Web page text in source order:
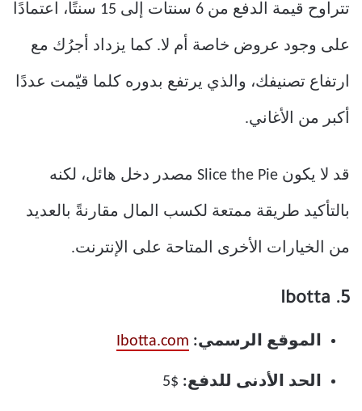
تتراوح قيمة الدفع من 6 سنتات إلى 15 سنتًا، اعتمادًا
على وجود عروض خاصة أم لا. كما يزداد أجرُك مع
ارتفاع تصنيفك، والذي يرتفع بدوره كلما قيّمت عددًا
أكبر من الأغاني.
قد لا يكون Slice the Pie مصدر دخل هائل، لكنه
بالتأكيد طريقة ممتعة لكسب المال مقارنةً بالعديد
من الخيارات الأخرى المتاحة على الإنترنت.
5. Ibotta
الموقع الرسمي: Ibotta.com
الحد الأدنى للدفع: $5